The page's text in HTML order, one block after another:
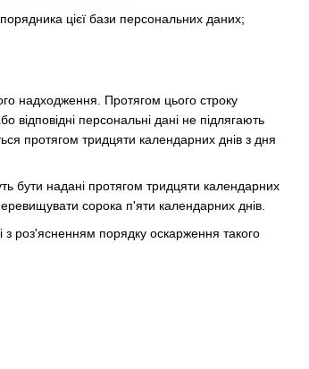
цієї бази персональних даних;
надходження. Протягом цього строку
персональні дані не підлягають
протягом тридцяти календарних днів з дня
бути надані протягом тридцяти календарних
сорока п'яти календарних днів.
роз'ясненням порядку оскарження такого